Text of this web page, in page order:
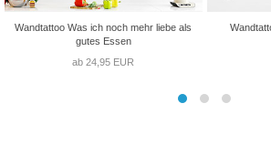
Wandtattoo Was ich noch mehr liebe als
gutes Essen
ab 24,95 EUR